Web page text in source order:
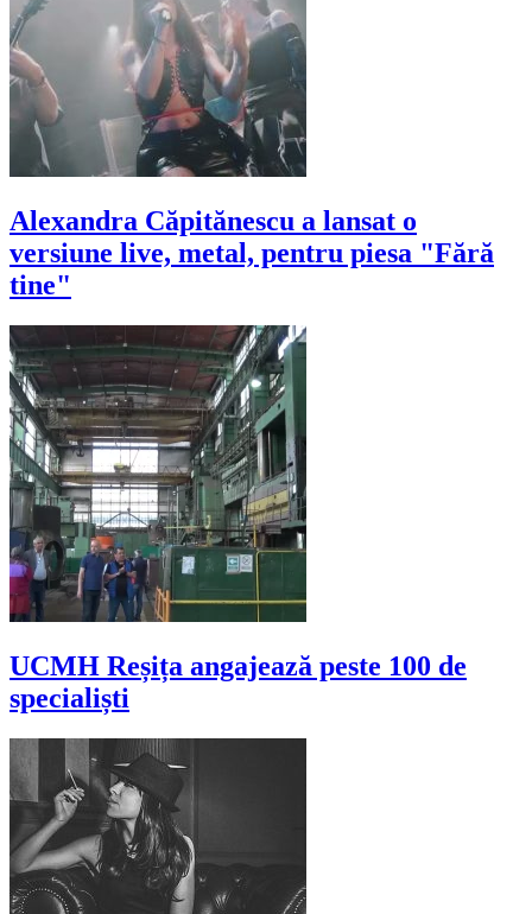
Alexandra Căpitănescu a lansat o
versiune live, metal, pentru piesa "Fără
tine"
UCMH Reșița angajează peste 100 de
specialiști